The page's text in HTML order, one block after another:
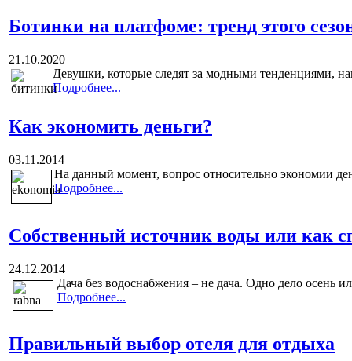
Ботинки на платфоме: тренд этого
21.10.2020
Девушки, которые следят за модными тенденциями,
Подробнее...
Как экономить деньги?
03.11.2014
На данный момент, вопрос относительно экономии
Подробнее...
Собственный источник воды или как
24.12.2014
Дача без водоснабжения – не дача. Одно дело осень
Подробнее...
Правильный выбор отеля для отдыха